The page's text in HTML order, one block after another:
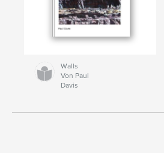
Walls
Von Paul
Davis